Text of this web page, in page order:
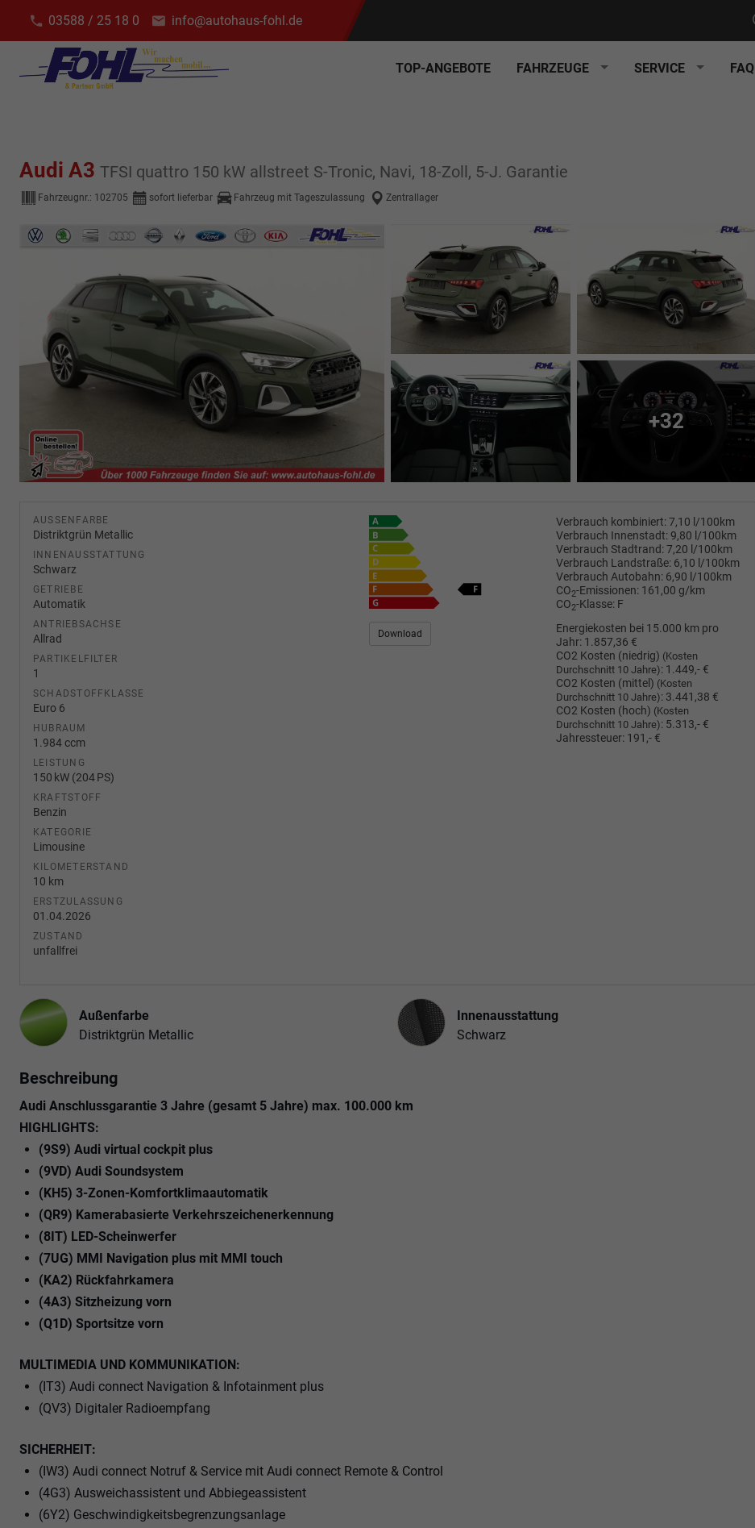
03588 / 25 18 0 info@autohaus-fohl.de
TOP-ANGEBOTE FAHRZEUGE SERVICE FAQ
Audi A3 TFSI quattro 150 kW allstreet S-Tronic, Navi, 18-Zoll, 5-J. Garantie
Fahrzeugnr.: 102705 sofort lieferbar Fahrzeug mit Tageszulassung Zentrallager
+32
AUSSENFARBE
Distriktgrün Metallic
INNENAUSSTATTUNG
Schwarz
GETRIEBE
Automatik
ANTRIEBSACHSE
Allrad
PARTIKELFILTER
1
SCHADSTOFFKLASSE
Euro 6
HUBRAUM
1.984 ccm
LEISTUNG
150 kW (204 PS)
KRAFTSTOFF
Benzin
KATEGORIE
Limousine
KILOMETERSTAND
10 km
ERSTZULASSUNG
01.04.2026
ZUSTAND
unfallfrei
Verbrauch kombiniert:7,10 l/100km
Verbrauch Innenstadt: 9,80 l/100km
Verbrauch Stadtrand:7,20 l/100km
Verbrauch Landstraße: 6,10 l/100km
Verbrauch Autobahn: 6,90 l/100km
CO2-Emissionen: 161,00 g/km
CO2-Klasse: F
Download
Energiekosten bei 15.000 km pro
Jahr: 1.857,36 €
CO2 Kosten (niedrig) (Kosten
Durchschnitt 10 Jahre): 1.449,- €
CO2 Kosten (mittel) (Kosten
Durchschnitt 10 Jahre): 3.441,38 €
CO2 Kosten (hoch) (Kosten
Durchschnitt 10 Jahre): 5.313,- €
Jahressteuer: 191,- €
Außenfarbe
Distriktgrün Metallic
Innenausstattung
Innenausstattung
Schwarz
Beschreibung
Audi Anschlussgarantie 3 Jahre (gesamt 5 Jahre) max. 100.000 km
HIGHLIGHTS:
(9S9) Audi virtual cockpit plus
(9VD) Audi Soundsystem
(KH5) 3-Zonen-Komfortklimaautomatik
(QR9) Kamerabasierte Verkehrszeichenerkennung
(8IT) LED-Scheinwerfer
(7UG) MMI Navigation plus mit MMI touch
(KA2) Rückfahrkamera
(4A3) Sitzheizung vorn
(Q1D) Sportsitze vorn
MULTIMEDIA UND KOMMUNIKATION:
(IT3) Audi connect Navigation & Infotainment plus
(QV3) Digitaler Radioempfang
SICHERHEIT:
(IW3) Audi connect Notruf & Service mit Audi connect Remote & Control
(4G3) Ausweichassistent und Abbiegeassistent
(6Y2) Geschwindigkeitsbegrenzungsanlage